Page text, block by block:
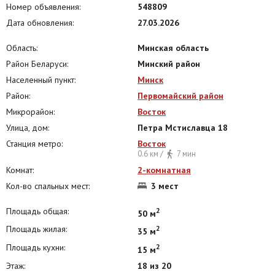
Номер объявления:
548809
Дата обновления:
27.03.2026
Область:
Минская область
Район Беларуси:
Минский район
Населенный пункт:
Минск
Район:
Первомайский район
Микрорайон:
Восток
Улица, дом:
Петра Мстиславца 18
Станция метро:
Восток
0.6 км / 7 мин
Комнат:
2-комнатная
Кол-во спальных мест:
3 мест
Площадь общая: 50 м2
Площадь жилая: 35 м2
Площадь кухни: 15 м2
Этаж:
18 из 20